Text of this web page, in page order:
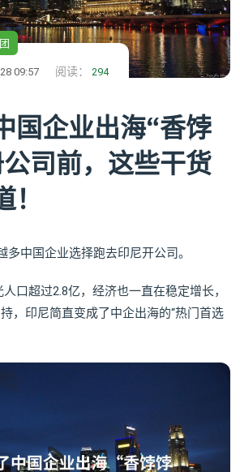
09:57 阅读： 294
国企业出海“香饽
司前，这些干货
多中国企业选择跑去印尼开公司。
口超过2.8亿，经济也一直在稳定增长，
，印尼简直变成了中企出海的“热门首选